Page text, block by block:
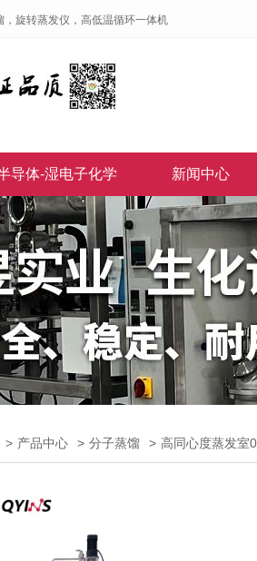
旋转蒸发仪，高低温循环一体机
导体-湿电子化学 新闻中心
> 产品中心 > 分子蒸馏 > 高同心度蒸发室